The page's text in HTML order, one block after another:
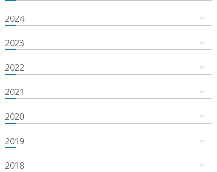
2024
2023
2022
2021
2020
2019
2018